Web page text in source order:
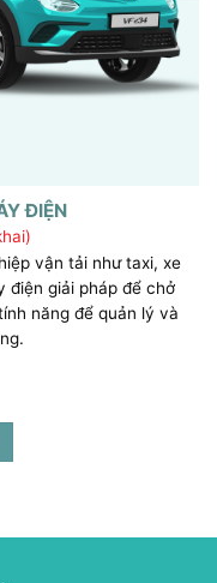
ĐIỆN
vận tải như taxi, xe
điện giải pháp để chở
năng để quản lý và